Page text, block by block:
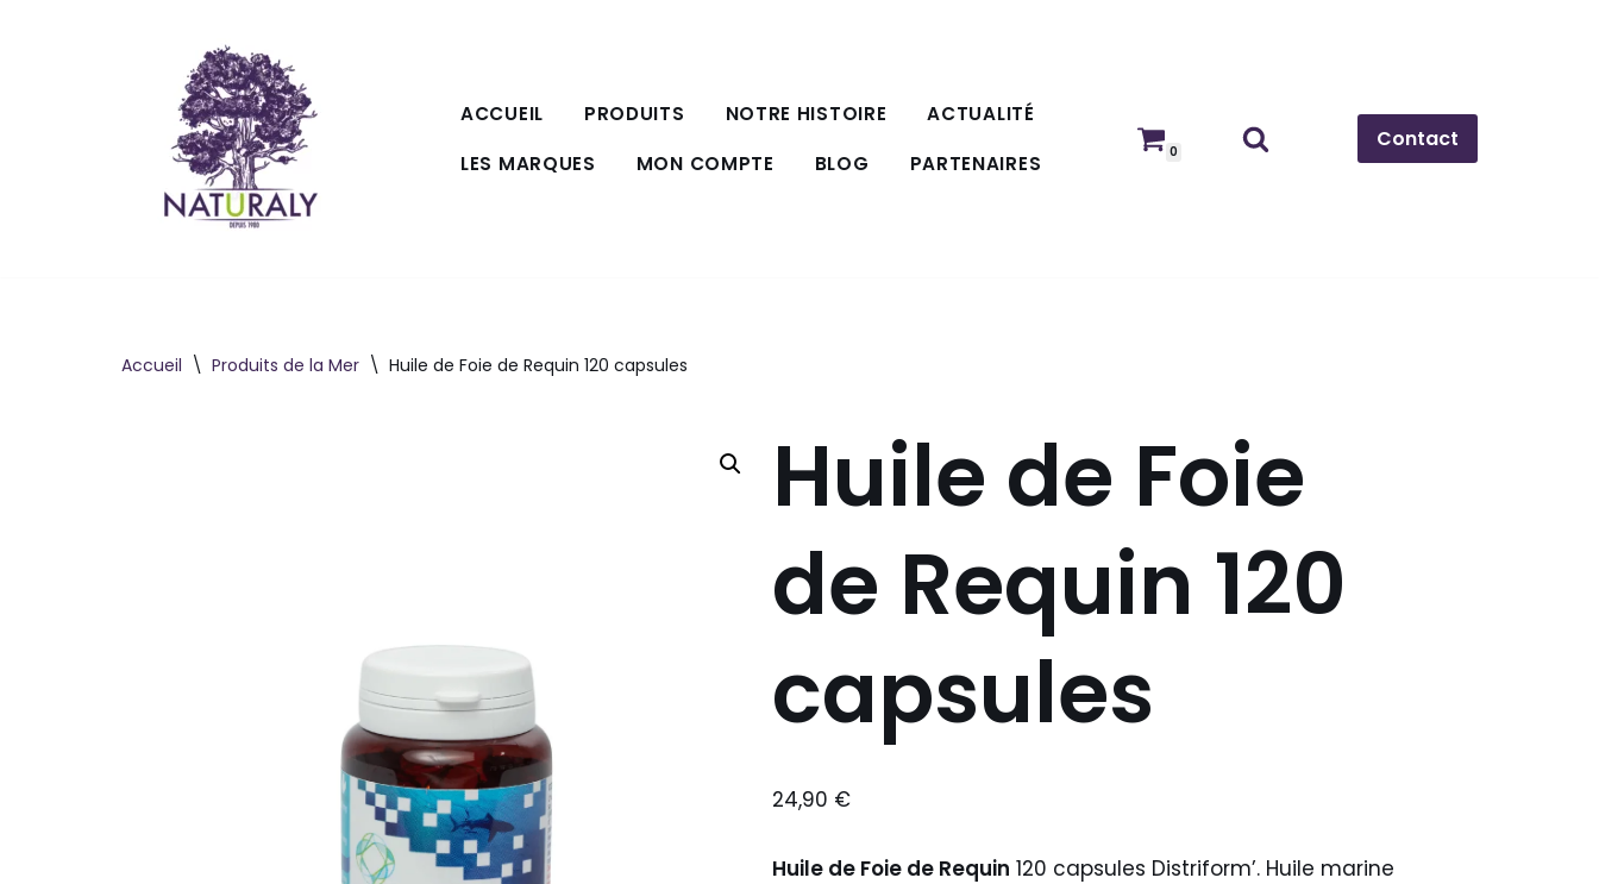
ACCUEIL PRODUITS NOTRE HISTOIRE
ACTUALITÉ
LES MARQUES
MON COMPTE BLOG PARTENAIRES 0 Contact
Accueil \ Produits de la Mer \ Huile de Foie de Requin 120 capsules
Huile de Foie
de Requin 120
capsules
24,90 €
Huile de Foie de Requin 120 capsules Distriform’. Huile marine